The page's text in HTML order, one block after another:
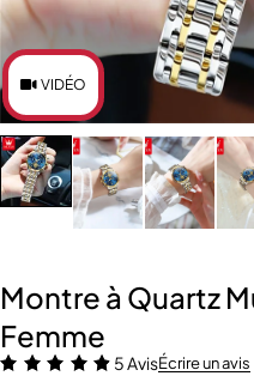
VIDÉO
Montre à Quartz
Femme
5 AvisÉcrire un avis